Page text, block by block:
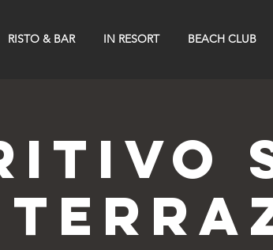
RISTO & BAR IN RESORT BEACH CLUB